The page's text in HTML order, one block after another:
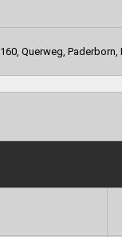
160, Querweg,